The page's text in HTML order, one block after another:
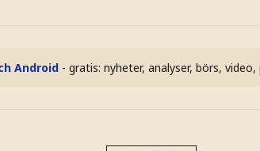
Android - gratis: nyheter, analyser, börs, video,